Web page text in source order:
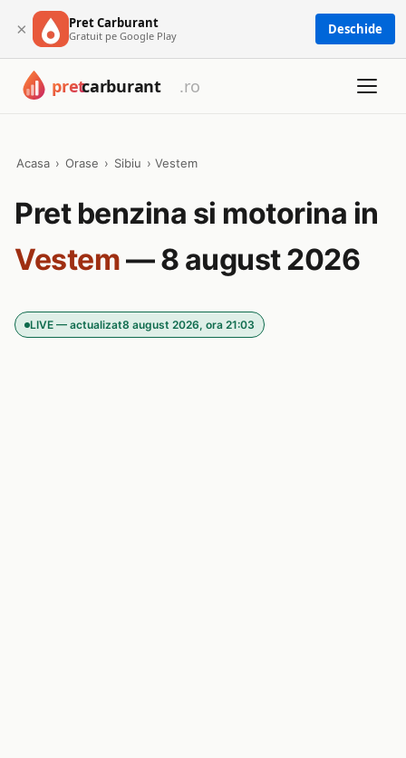
× Pret Carburant
Gratuit pe Google Play Deschide
Acasa › Orase › Sibiu › Vestem
Pret benzina si motorina in
Vestem— 8 august 2026
LIVE — actualizat8 august 2026, ora 21:03